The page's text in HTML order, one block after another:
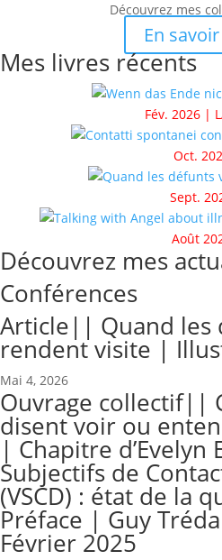
Découvrez mes
En
Mes livres récents
Fév. 2026 |
Oct.
Sept.
Août
Découvrez mes
Conférences
Article|| Quand les
rendent visite |
Mai 4, 2026
Ouvrage collectif||
disent voir ou
| Chapitre d’Evelyn
Subjectifs de
(VSCD) : état de la
Préface | Guy
Février 2025